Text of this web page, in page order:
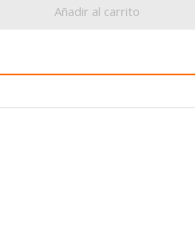
Añadir al carrito